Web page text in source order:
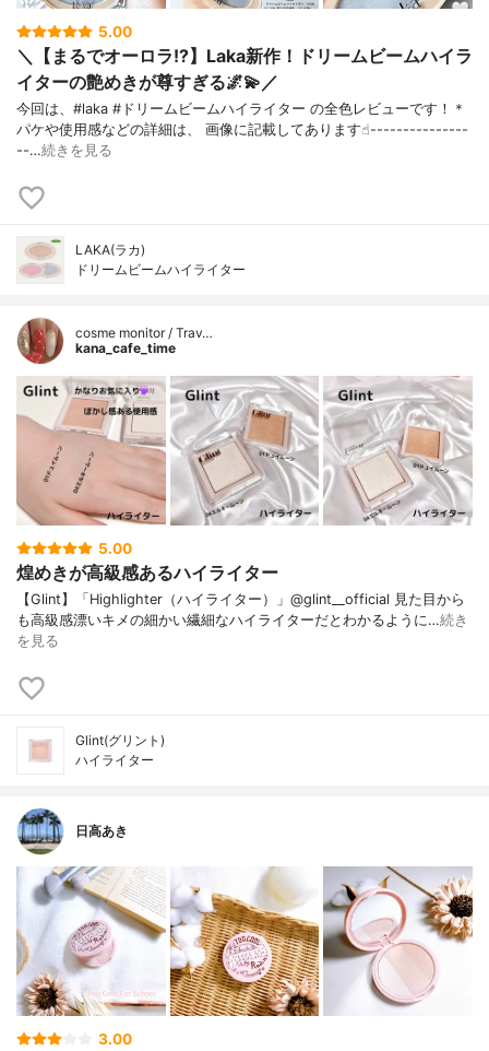
5.00
＼【まるでオーロラ!?】Laka新作！ドリームビームハイラ
イターの艶めきが尊すぎる🌌💫／
今回は、#laka #ドリームビームハイライター の全色レビューです！＊
パケや使用感などの詳細は、 画像に記載してあります☝︎---------------
--…続きを見る
LAKA(ラカ)
ドリームビームハイライター
cosme monitor / Trav…
kana_cafe_time
5.00
煌めきが高級感あるハイライター
【Glint】「Highlighter（ハイライター）」@glint__official 見た目から
も高級感漂いキメの細かい繊細なハイライターだとわかるように…続き
を見る
Glint(グリント)
ハイライター
日高あき
3.00